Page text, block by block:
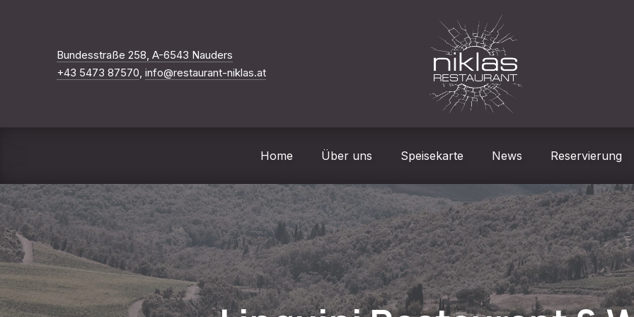
Bundesstraße 258, A-6543 Nauders
+43 5473 87570, info@restaurant-niklas.at
Home Über uns Speisekarte News Reservierung